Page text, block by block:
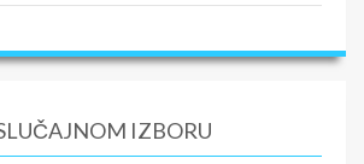
IZBORU